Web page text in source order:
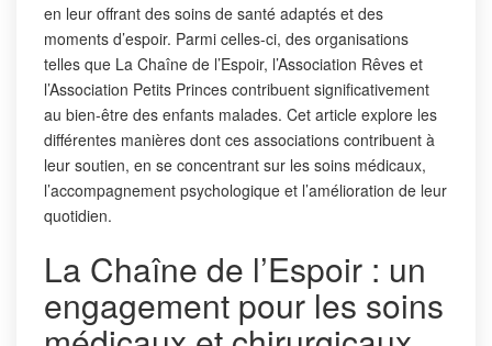
en leur offrant des soins de santé adaptés et des
moments d’espoir. Parmi celles-ci, des organisations
telles que La Chaîne de l’Espoir, l’Association Rêves et
l’Association Petits Princes contribuent significativement
au bien-être des enfants malades. Cet article explore les
différentes manières dont ces associations contribuent à
leur soutien, en se concentrant sur les soins médicaux,
l’accompagnement psychologique et l’amélioration de leur
quotidien.
La Chaîne de l’Espoir : un
engagement pour les soins